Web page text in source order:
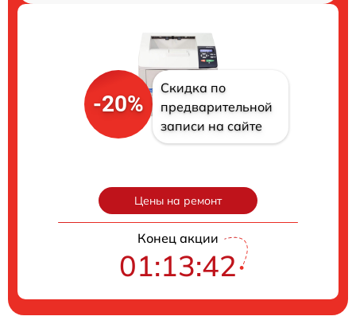
-20%
Скидка по
предварительной
записи на сайте
Цены на ремонт
Конец акции
01:13:41